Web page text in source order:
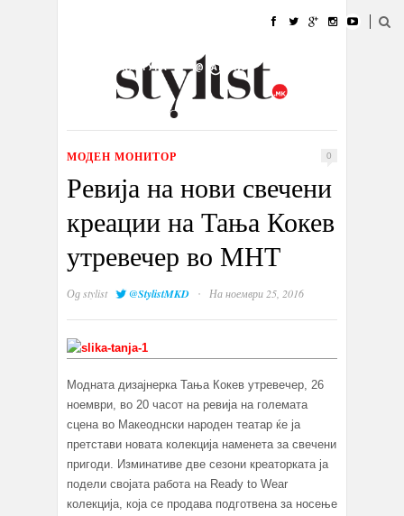
УБАВИНА
КУЛТУРА @РАБОТА
ИЗЛОГ
МОДЕН МОНИТОР 0
Ревија на нови свечени
креации на Тања Кокев
утревечер во МНТ
Одstylist @StylistMKD · На ноември 25, 2016
Модната дизајнерка Тања Кокев утревечер, 26
ноември, во 20 часот на ревија на големата
сцена во Макеоднски народен театар ќе ја
претстави новата колекција наменета за свечени
пригоди. Изминативе две сезони креаторката ја
подели својата работа на Ready to Wear
колекција, која се продава подготвена за носење